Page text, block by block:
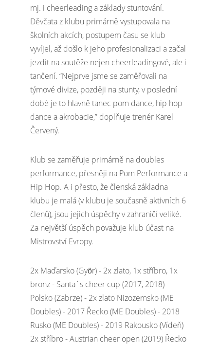
mj. i cheerleading a základy stuntování.
Děvčata z klubu primárně vystupovala na
školních akcích, postupem času se klub
vyvíjel, až došlo k jeho profesionalizaci a začal
jezdit na soutěže nejen cheerleadingové, ale i
tančení. “Nejprve jsme se zaměřovali na
týmové divize, později na stunty, v poslední
době je to hlavně tanec pom dance, hip hop
dance a akrobacie,” doplňuje trenér Karel
Červený.
Klub se zaměřuje primárně na doubles
performance, přesněji na Pom Performance a
Hip Hop. A i přesto, že členská základna
klubu je malá (v klubu je současně aktivních 6
členů), jsou jejich úspěchy v zahraničí veliké.
Za největší úspěch považuje klub účast na
Mistrovství Evropy.
2x Maďarsko (Györ) - 2x zlato, 1x stříbro, 1x
bronz - Santa´s cheer cup (2017, 2018)
Polsko (Zabrze) - 2x zlato Nizozemsko (ME
Doubles) - 2017 Řecko (ME Doubles) - 2018
Rusko (ME Doubles) - 2019 Rakousko (Vídeň)
2x stříbro - Austrian cheer open (2019) Řecko